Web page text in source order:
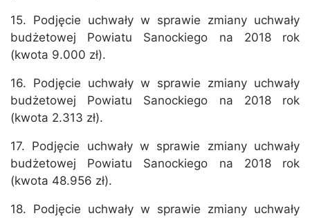
15. Podjęcie uchwały w sprawie zmiany uchwały
budżetowej Powiatu Sanockiego na 2018 rok
(kwota 9.000 zł).
16. Podjęcie uchwały w sprawie zmiany uchwały
budżetowej Powiatu Sanockiego na 2018 rok
(kwota 2.313 zł).
17. Podjęcie uchwały w sprawie zmiany uchwały
budżetowej Powiatu Sanockiego na 2018 rok
(kwota 48.956 zł).
18. Podjęcie uchwały w sprawie zmiany uchwały